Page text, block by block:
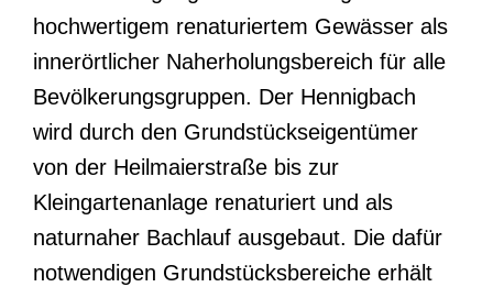
hochwertigem renaturiertem Gewässer als
innerörtlicher Naherholungsbereich für alle
Bevölkerungsgruppen. Der Hennigbach
wird durch den Grundstückseigentümer
von der Heilmaierstraße bis zur
Kleingartenanlage renaturiert und als
naturnaher Bachlauf ausgebaut. Die dafür
notwendigen Grundstücksbereiche erhält